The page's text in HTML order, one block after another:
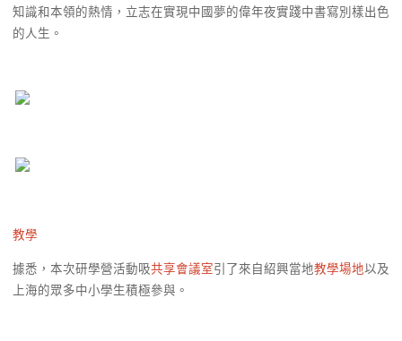
知識和本領的熱情，立志在實現中國夢的偉年夜實踐中書寫別樣出色
的人生。
教學
據悉，本次研學營活動吸共享會議室引了來自紹興當地教學場地以及
上海的眾多中小學生積極參與。